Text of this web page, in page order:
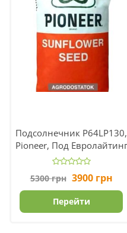
Подсолнечник P64LP130,
Pioneer, Под Евролайтинг
5300грн
цена
составляла
5300 грн.
3900 грн
Перейти